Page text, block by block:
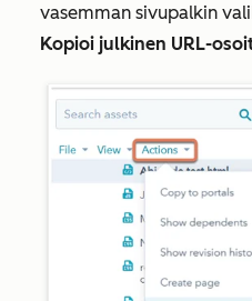
vasemman sivupalkin
Kopioi julkinen URL-